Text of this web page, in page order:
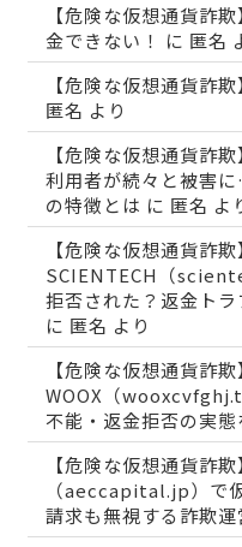
【危険な仮想通貨詐
金できない！
に 匿名
【危険な仮想通貨詐
匿名 より
【危険な仮想通貨詐
利用者が続々と被害
の特徴とは に 匿名 よ
【危険な仮想通貨詐欺】
SCIENTECH（
拒否された？返金ト
に 匿名 より
【危険な仮想通貨詐欺】
WOOX（
不能・返金拒否の実
【危険な仮想通貨詐
（aeccapital.jp）で
請求も無視する詐欺運